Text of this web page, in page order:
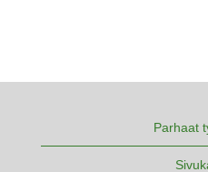
Parhaat